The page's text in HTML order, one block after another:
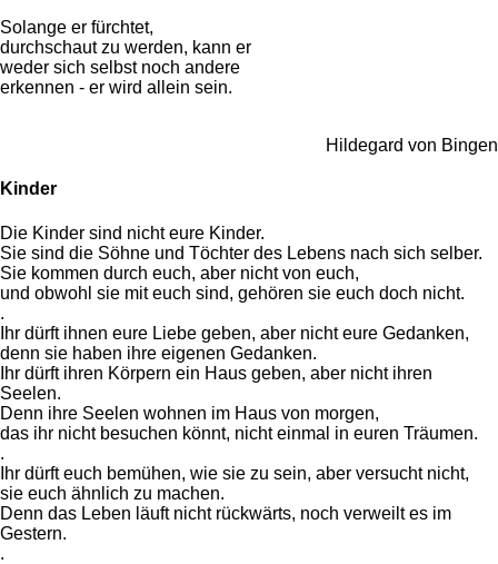
Solange er fürchtet,
durchschaut zu werden, kann er
weder sich selbst noch andere
erkennen - er wird allein sein.
Hildegard von Bingen
Kinder
Die Kinder sind nicht eure Kinder.
Sie sind die Söhne und Töchter des Lebens nach sich selber.
Sie kommen durch euch, aber nicht von euch,
und obwohl sie mit euch sind, gehören sie euch doch nicht.
.
Ihr dürft ihnen eure Liebe geben, aber nicht eure Gedanken,
denn sie haben ihre eigenen Gedanken.
Ihr dürft ihren Körpern ein Haus geben, aber nicht ihren
Seelen.
Denn ihre Seelen wohnen im Haus von morgen,
das ihr nicht besuchen könnt, nicht einmal in euren Träumen.
.
Ihr dürft euch bemühen, wie sie zu sein, aber versucht nicht,
sie euch ähnlich zu machen.
Denn das Leben läuft nicht rückwärts, noch verweilt es im
Gestern.
.